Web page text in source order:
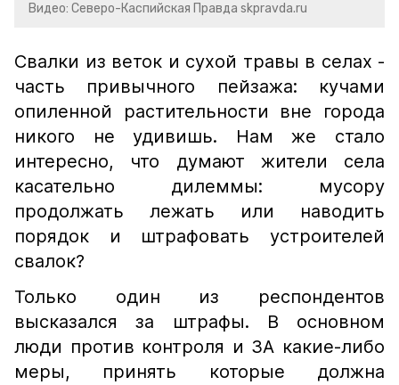
Видео: Северо-Каспийская Правда skpravda.ru
Свалки из веток и сухой травы в селах -
часть привычного пейзажа: кучами
опиленной растительности вне города
никого не удивишь. Нам же стало
интересно, что думают жители села
касательно дилеммы: мусору
продолжать лежать или наводить
порядок и штрафовать устроителей
свалок?
Только один из респондентов
высказался за штрафы. В основном
люди против контроля и ЗА какие-либо
меры, принять которые должна